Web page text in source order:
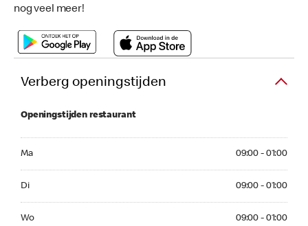
nog veel meer!
Verberg openingstijden
Openingstijden restaurant
Ma 09:00 - 01:00
Di 09:00 - 01:00
Wo 09:00 - 01:00